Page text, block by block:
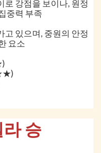
로 강점을 보이나, 원정
중력 부족
고 있으며, 중원의 안정
요소
승